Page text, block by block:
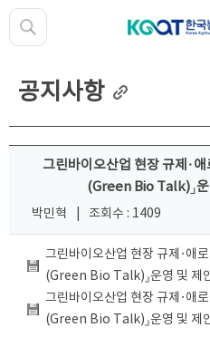
공지사항
그린바이오산업 현장 규제·애
(Green Bio Talk)」
박민혁 조회수 : 1409
그린바이오산업 현장 규제·애
(Green Bio Talk)』운영 및 제
그린바이오산업 현장 규제·애
(Green Bio Talk)』운영 및 제